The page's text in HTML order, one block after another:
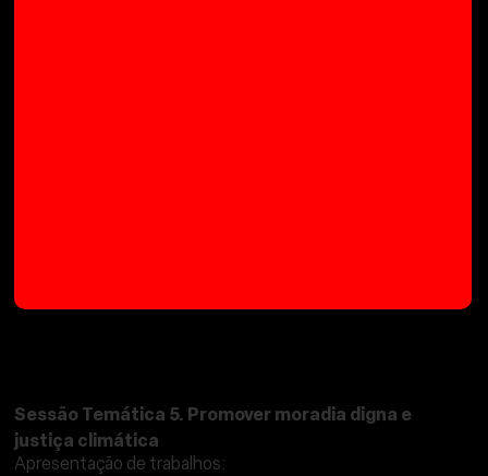
Sessão Temática 5. Promover moradia digna e
justiça climática
Apresentação de trabalhos: